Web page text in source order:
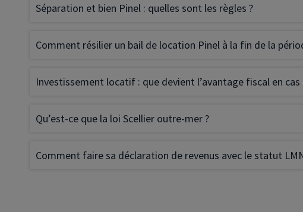
Séparation et bien Pinel : quelles sont les règles ?
Comment résilier un bail de location Pinel à la fin de la
Investissement locatif : que devient l’avantage fiscal en
Qu’est-ce que la loi Scellier outre-mer ?
Comment faire sa déclaration de revenus avec le statut